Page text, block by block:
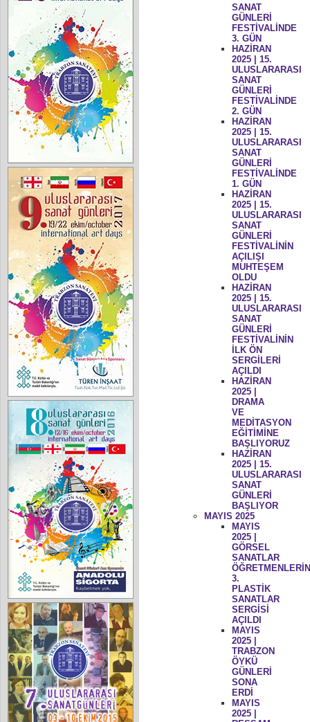
SANAT
GÜNLERİ
FESTİVALİNDE
3. GÜN
HAZİRAN
2025 | 15.
ULUSLARARASI
SANAT
GÜNLERİ
FESTİVALİNDE
2. GÜN
HAZİRAN
2025 | 15.
ULUSLARARASI
SANAT
GÜNLERİ
FESTİVALİNDE
1. GÜN
HAZİRAN
2025 | 15.
ULUSLARARASI
SANAT
GÜNLERİ
FESTİVALİNİN
AÇILIŞI
MUHTEŞEM
OLDU
HAZİRAN
2025 | 15.
ULUSLARARASI
SANAT
GÜNLERİ
FESTİVALİNİN
İLK ÖN
SERGİLERİ
AÇILDI
HAZİRAN
2025 |
DRAMA
VE
MEDİTASYON
EĞİTİMİNE
BAŞLIYORUZ
HAZİRAN
2025 | 15.
ULUSLARARASI
SANAT
GÜNLERİ
BAŞLIYOR
MAYIS 2025
MAYIS
2025 |
GÖRSEL
SANATLAR
3.
PLASTİK
SANATLAR
SERGİSİ
AÇILDI
MAYIS
2025 |
TRABZON
ÖYKÜ
GÜNLERİ
SONA
ERDİ
MAYIS
2025 |